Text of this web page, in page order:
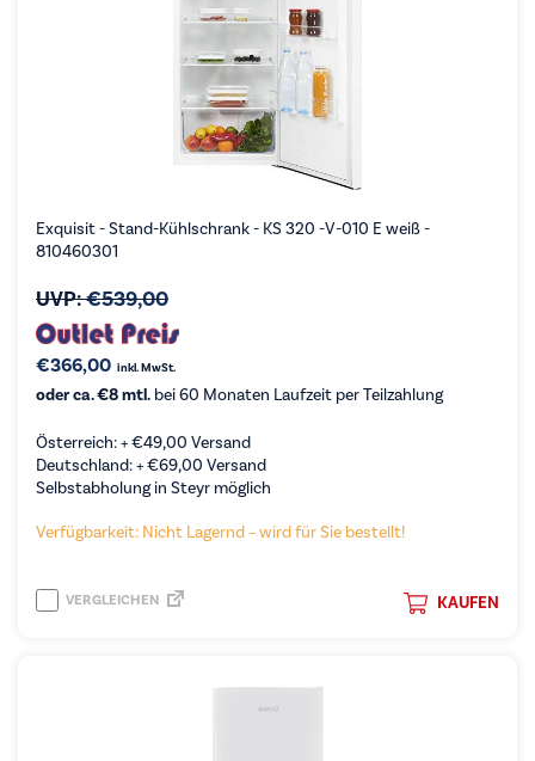
Exquisit - Stand-Kühlschrank - KS 320 -V-010 E weiß -
810460301
UVP:€539,00
€366,00 inkl. MwSt.
oder ca. €8 mtl. bei 60 Monaten Laufzeit per Teilzahlung
Österreich: +€49,00 Versand
Deutschland: +€69,00 Versand
Selbstabholung in Steyr möglich
Verfügbarkeit: Nicht Lagernd – wird für Sie bestellt!
KAUFEN
VERGLEICHEN